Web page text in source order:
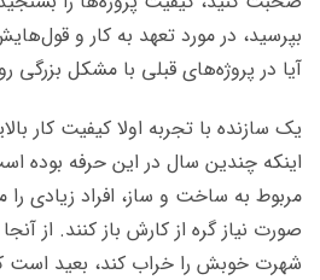
بپرسید، در مورد تعهد به کار و
آیا در پروژه‌های قبلی با مشکل بزرگی
یک سازنده‌ با تجربه اولا کیفیت کار
اینکه چندین سال در این حرفه
مربوط به ساخت و ساز، افراد زیادی
صورت نیاز گره از کارش باز کنند. از
شهرت خوبش را خراب کند، بعید است